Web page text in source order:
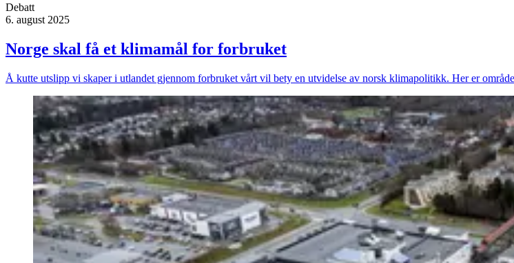
Debatt
6. august 2025
Norge skal få et klimamål for forbruket
Å kutte utslipp vi skaper i utlandet gjennom forbruket vårt vil bety en utvidelse av norsk klimapolitikk. Her er